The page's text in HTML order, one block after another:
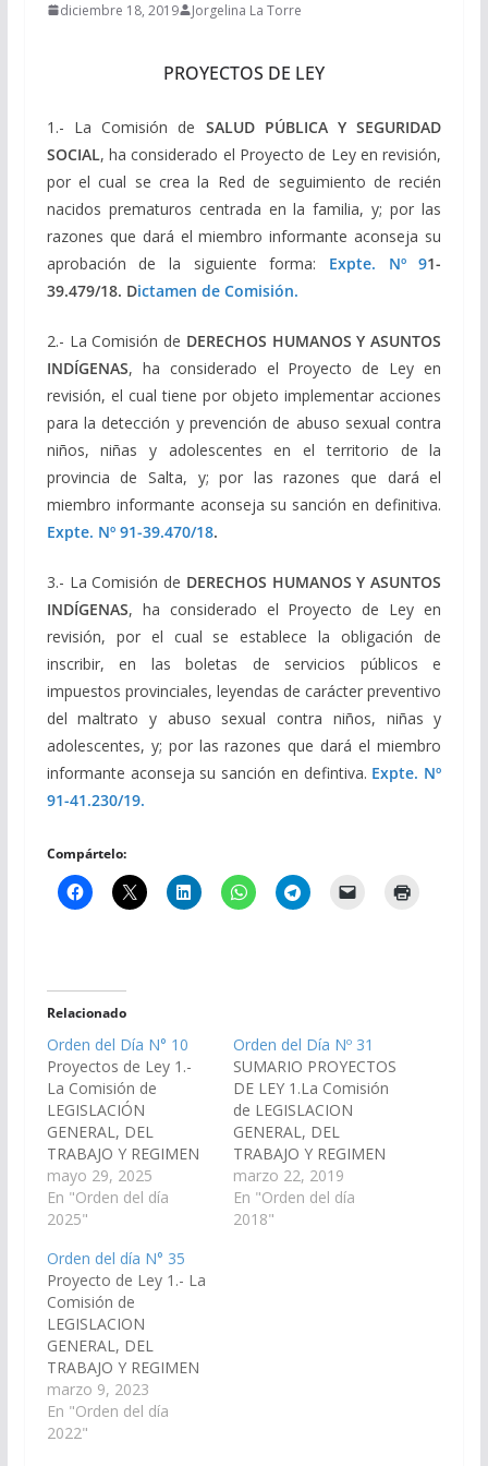
diciembre 18, 2019 Jorgelina La Torre
PROYECTOS DE LEY
1.- La Comisión de SALUD PÚBLICA Y SEGURIDAD
SOCIAL, ha considerado el Proyecto de Ley en revisión,
por el cual se crea la Red de seguimiento de recién
nacidos prematuros centrada en la familia, y; por las
razones que dará el miembro informante aconseja su
aprobación de la siguiente forma: Expte. Nº 91-
39.479/18. Dictamen de Comisión.
2.- La Comisión de DERECHOS HUMANOS Y ASUNTOS
INDÍGENAS, ha considerado el Proyecto de Ley en
revisión, el cual tiene por objeto implementar acciones
para la detección y prevención de abuso sexual contra
niños, niñas y adolescentes en el territorio de la
provincia de Salta, y; por las razones que dará el
miembro informante aconseja su sanción en definitiva.
Expte. Nº 91-39.470/18.
3.- La Comisión de DERECHOS HUMANOS Y ASUNTOS
INDÍGENAS, ha considerado el Proyecto de Ley en
revisión, por el cual se establece la obligación de
inscribir, en las boletas de servicios públicos e
impuestos provinciales, leyendas de carácter preventivo
del maltrato y abuso sexual contra niños, niñas y
adolescentes, y; por las razones que dará el miembro
informante aconseja su sanción en defintiva. Expte. Nº
91-41.230/19.
Compártelo:
Relacionado
Orden del Día N° 10
Proyectos de Ley 1.-
La Comisión de
LEGISLACIÓN
GENERAL, DEL
TRABAJO Y REGIMEN
PREVISIONAL, ha
considerado el
Proyecto de Ley en
modifica el artículo 5º
de la Ley 8006 -
Licencia por
Maternidad y
Paternidad; y, por las
razones que dará el
Miembro Informante,
aconseja…
mayo 29, 2025
En "Orden del día
2025"
Orden del Día Nº 31
SUMARIO PROYECTOS
DE LEY 1.La Comisión
de LEGISLACION
GENERAL, DEL
TRABAJO Y REGIMEN
PREVISIONAL, ha
considerado el
Proyecto de Ley en
marzo 22, 2019
En "Orden del día
2018"
Orden del día N° 35
Proyecto de Ley 1.- La
Comisión de
LEGISLACION
GENERAL, DEL
TRABAJO Y REGIMEN
PREVISIONAL ha
considerado el
Proyecto de Ley en
marzo 9, 2023
En "Orden del día
2022"